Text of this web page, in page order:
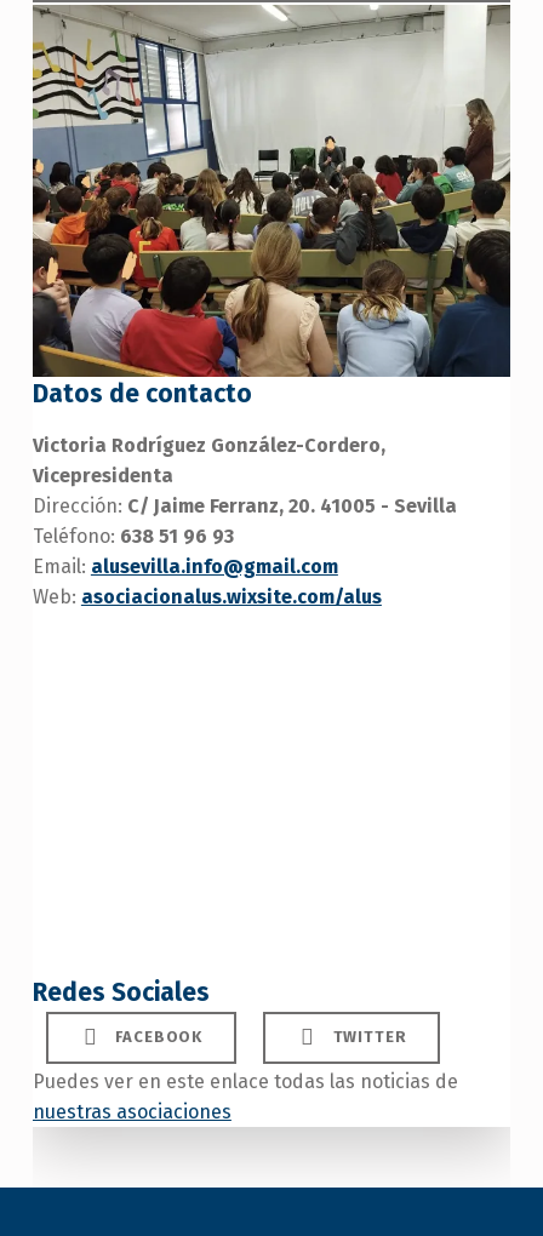
Datos de contacto
Victoria Rodríguez González-Cordero,
Vicepresidenta
Dirección: C/ Jaime Ferranz, 20. 41005 - Sevilla
Teléfono: 638 51 96 93
Email: alusevilla.info@gmail.com
Web: asociacionalus.wixsite.com/alus
Redes Sociales
FACEBOOK TWITTER
Puedes ver en este enlace todas las noticias de
nuestras asociaciones
Skip back to main navigation